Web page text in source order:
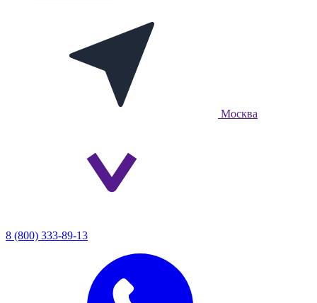
Москва
8 (800) 333-89-13